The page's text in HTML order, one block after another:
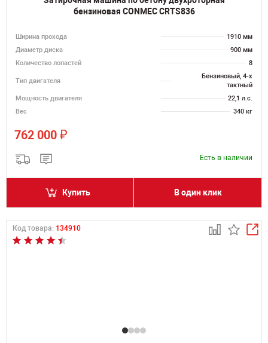
бензиновая CONMEC CRTS836
Ширина прохода
1910 мм
Диаметр диска
900 мм
Количество лопастей
8
Тип двигателя
Бензиновый, 4-х
тактный
Мощность двигателя
22,1 л.с.
Вес
340 кг
762 000 ₽
Есть в наличии
Купить В один клик
Код товара: 134910